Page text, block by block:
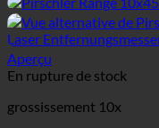
Aperçu
En rupture de stock
grossissement 10x